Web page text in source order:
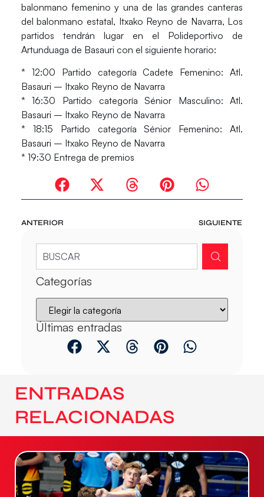
balonmano femenino y una de las grandes canteras
del balonmano estatal, Itxako Reyno de Navarra, Los
partidos tendrán lugar en el Polideportivo de
Artunduaga de Basauri con el siguiente horario:
* 12:00 Partido categoría Cadete Femenino: Atl.
Basauri – Itxako Reyno de Navarra
* 16:30 Partido categoría Sénior Masculino: Atl.
Basauri – Itxako Reyno de Navarra
* 18:15 Partido categoría Sénior Femenino: Atl.
Basauri – Itxako Reyno de Navarra
* 19:30 Entrega de premios
ANTERIOR SIGUIENTE
Categorías
Últimas entradas
ENTRADAS
RELACIONADAS